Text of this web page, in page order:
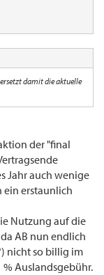
damit die aktuelle
der "final
Jahr auch wenige
ein erstaunlich
Nutzung auf die
AB nun endlich
nicht so billig im
Auslandsgebühr.